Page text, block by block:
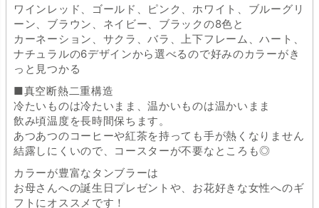
ワインレッド、ゴールド、ピンク、ホワイト、ブルーグリ
ーン、ブラウン、ネイビー、ブラックの8色と
カーネーション、サクラ、バラ、上下フレーム、ハート、
ナチュラルの6デザインから選べるので好みのカラーがき
っと見つかる
■真空断熱二重構造
冷たいものは冷たいまま、温かいものは温かいまま
飲み頃温度を長時間保ちます。
あつあつのコーヒーや紅茶を持っても手が熱くなりません
結露しにくいので、コースターが不要なところも◎
カラーが豊富なタンブラーは
お母さんへの誕生日プレゼントや、お花好きな女性へのギ
フトにオススメです！